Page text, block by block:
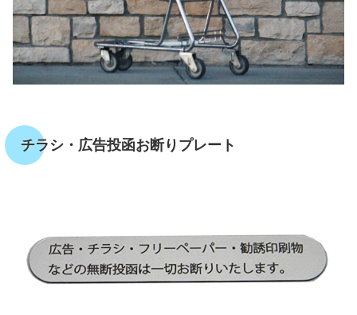
チラシ・広告投函お断りプレート